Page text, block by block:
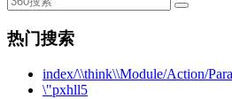
热门搜索
index/\\think\\Module/Action/
\"pxhll5